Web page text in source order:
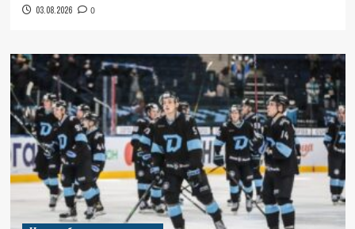
03.08.2026 0